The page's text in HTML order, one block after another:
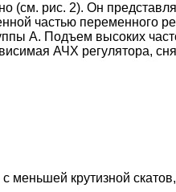
(см. рис. 2). Он
частью переменного
А. Подъем высоких
АЧХ регулятора,
крутизной скатов,